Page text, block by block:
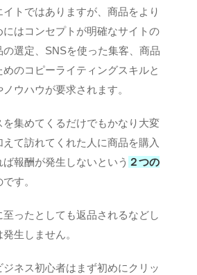
トではありますが、商品をより
にはコンセプトが明確なサイトの
選定、SNSを使った集客、商品
のコピーライティングスキルと
ウハウが要求されます。
集めてくるだけでもかなり大変
て訪れてくれた人に商品を購入
報酬が発生しないという ２つの
です。
ったとしても返品されるなどし
生しません。
ネス初心者はまず初めにクリッ